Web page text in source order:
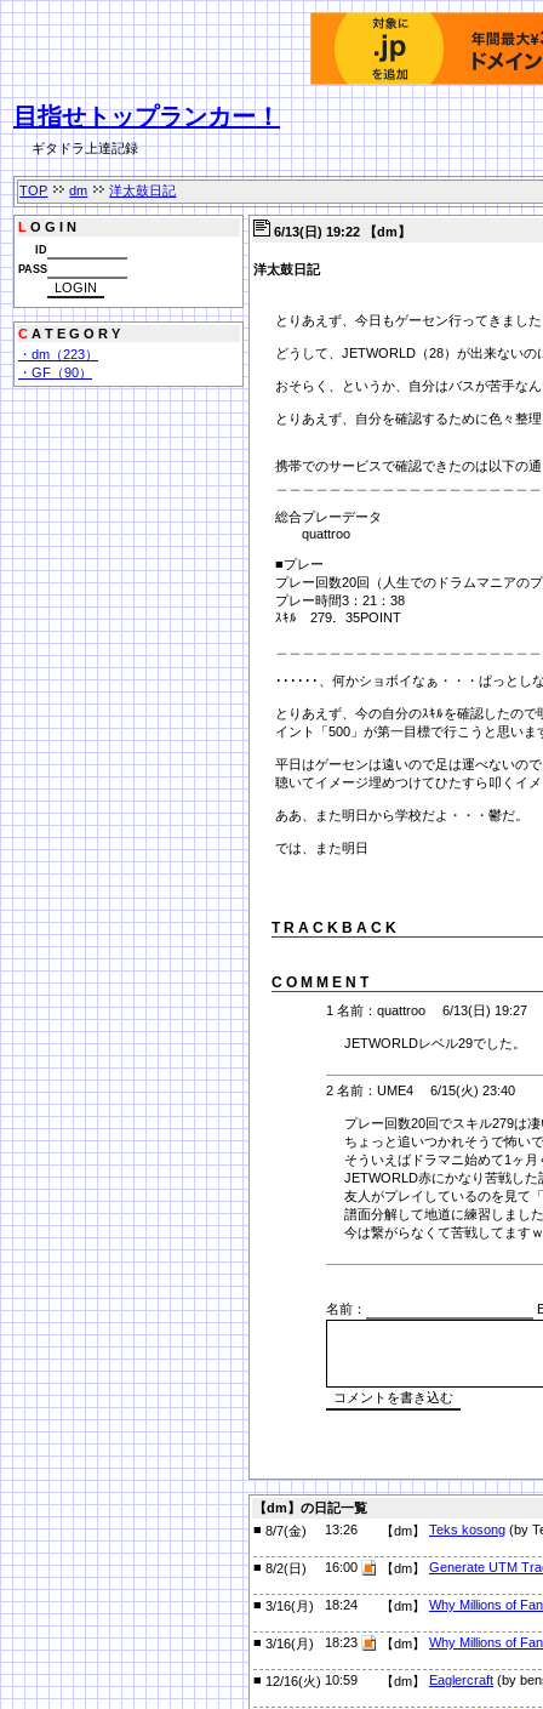
目指せトップランカー！
ギタドラ上達記録
TOP dm 洋太鼓日記
L O G I N
ID
PASS
C A T E G O R Y
・dm（223）
・GF（90）
6/13(日) 19:22 【dm】
洋太鼓日記
とりあえず、今日もゲーセン行ってきまし
どうして、JETWORLD（28）が出来ない
おそらく、というか、自分はバスが苦手な
とりあえず、自分を確認するために色々整
携帯でのサービスで確認できたのは以下の
総合プレーデータ
quattroo
■プレー
プレー回数20回（人生でのドラムマニアの
プレー時間3：21：38
ｽｷﾙ 279．35POINT
･･････、何かショボイなぁ・・・ぱっとし
とりあえず、今の自分のｽｷﾙを確認したの
イント「500」が第一目標で行こうと思いま
平日はゲーセンは遠いので足は運べないの
聴いてイメージ埋めつけてひたすら叩くイ
ああ、また明日から学校だよ・・・鬱だ。
では、また明日
T R A C K B A C K
C O M M E N T
1 名前：quattroo 6/13(日) 19:27
JETWORLDレベル29でした。
2 名前：UME4 6/15(火) 23:40
プレー回数20回でスキル279は
ちょっと追いつかれそうで怖い
そういえばドラマニ始めて1ヶ月
JETWORLD赤にかなり苦戦した
友人がプレイしているのを見て
譜面分解して地道に練習しまし
今は繋がらなくて苦戦してますｗ
名前：
【dm】の日記一覧
■ 8/7(金) 13:26 【dm】 Teks kosong (by
■ 8/2(日) 16:00 【dm】 Generate UTM
■ 3/16(月) 18:24 【dm】 Why Millions of
■ 3/16(月) 18:23 【dm】 Why Millions of
■ 12/16(火) 10:59 【dm】 Eaglercraft (by